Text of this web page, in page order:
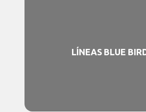
LÍNEAS BLUE